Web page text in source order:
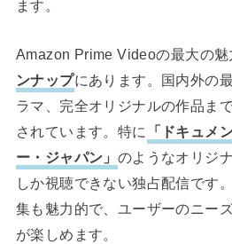
ます。
Amazon Prime Videoの最大の魅
ンナップにあります。国内外の
ラマ、完全オリジナルの作品ま
されています。特に
「ドキュメ
ー・ジャパン」 のようなオリジ
しか視聴できない独占配信です
集も魅力的で、ユーザーのニー
が楽しめます。